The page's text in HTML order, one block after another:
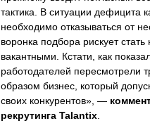
тактика. В ситуации дефицита
необходимо отказываться от
воронка подбора рискует
вакантными. Кстати, как
работодателей пересмотрели
образом бизнес, который
своих конкурентов», —
рекрутинга Talantix.